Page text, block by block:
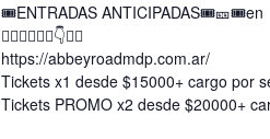
🎟ENTRADAS ANTICIPADAS🎟️🎫🎟en
👇🏿👇🏿👇🏾👇👇🏼
https://abbeyroadmdp.com.ar/
Tickets x1 desde $15000+ cargo por
Tickets PROMO x2 desde $20000+